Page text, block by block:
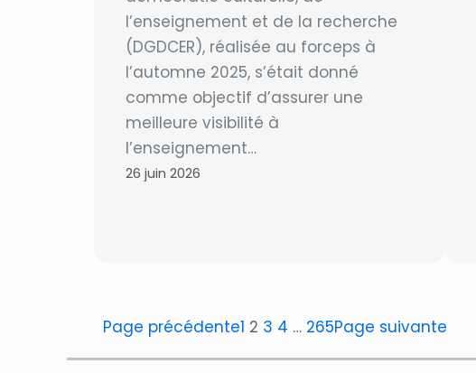
l’enseignement et de la recherche
(DGDCER), réalisée au forceps à
l’automne 2025, s’était donné
comme objectif d’assurer une
meilleure visibilité à
l’enseignement…
26 juin 2026
Page précédente1 2 3 4 … 265Page suivante